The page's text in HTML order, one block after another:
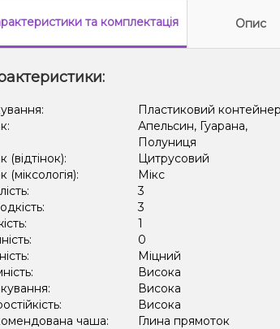
та комплектація Опис
Пластиковий контейнер
Апельсин, Гуарана,
Полуниця
(відтінок):
Цитрусовий
(міксологія):
Мікс
3
3
1
0
Міцний
Висока
Висока
Висока
чаша:
Глина прямоток